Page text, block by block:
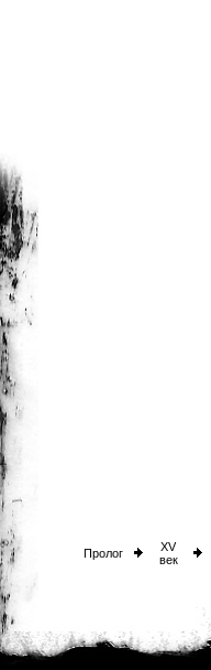
Пролог
XV
век